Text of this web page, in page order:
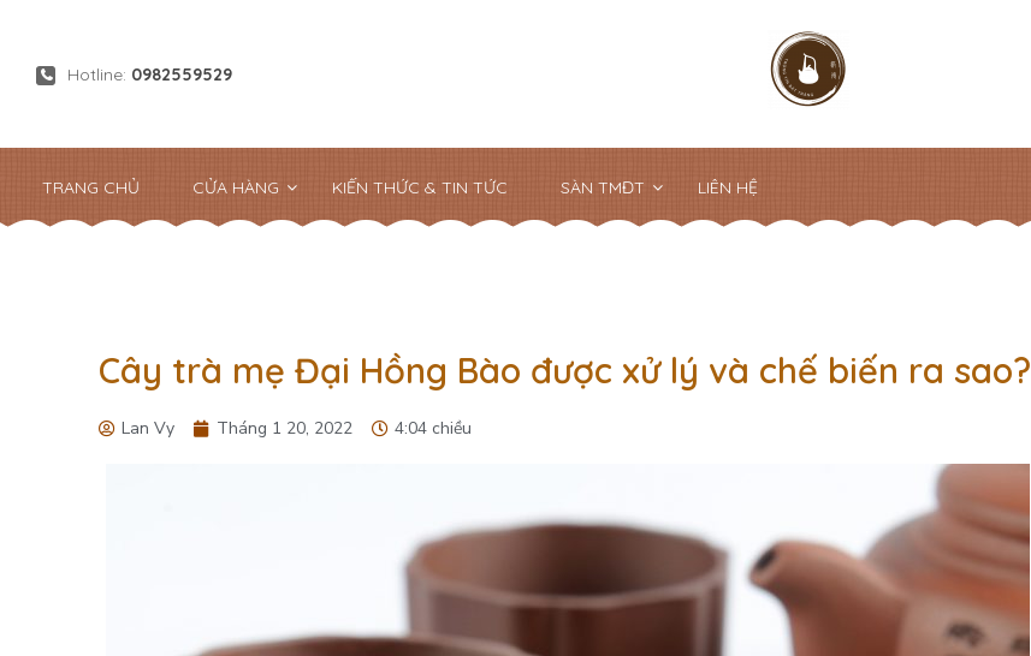
Hotline: 0982559529
TRANG CHỦ CỬA HÀNG KIẾN THỨC & TIN TỨC SÀN TMĐT LIÊN HỆ
Cây trà mẹ Đại Hồng Bào được xử lý và chế biến ra sao?
Lan Vy Tháng 1 20, 2022 4:04 chiều